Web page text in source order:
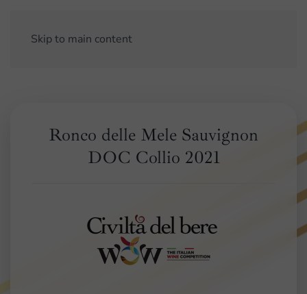
Skip to main content
Ronco delle Mele Sauvignon
DOC Collio 2021